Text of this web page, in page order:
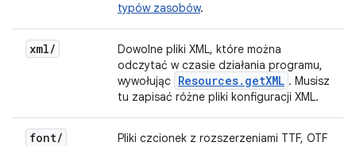
typów zasobów.
xml/
Dowolne pliki XML, które można
odczytać w czasie działania programu,
wywołując Resources. getXML . Musisz
tu zapisać różne pliki konfiguracji XML.
font/
Pliki czcionek z rozszerzeniami TTF, OTF